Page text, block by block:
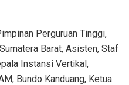
Perguruan Tinggi,
Barat, Asisten, Staf
Instansi Vertikal,
Bundo Kanduang, Ketua